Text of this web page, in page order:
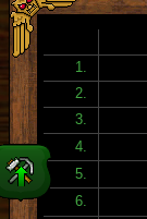
1.
2.
3.
4.
5.
6.